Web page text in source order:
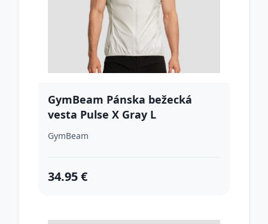
GymBeam Pánska bežecká
vesta Pulse X Gray L
GymBeam
34.95 €